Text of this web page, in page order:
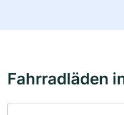
Fahrradläden